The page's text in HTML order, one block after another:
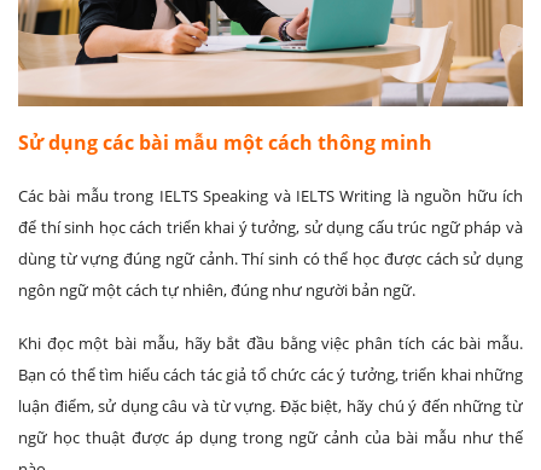
Sử dụng các bài mẫu một cách thông minh
Các bài mẫu trong IELTS Speaking và IELTS Writing là nguồn hữu ích
để thí sinh học cách triển khai ý tưởng, sử dụng cấu trúc ngữ pháp và
dùng từ vựng đúng ngữ cảnh. Thí sinh có thể học được cách sử dụng
ngôn ngữ một cách tự nhiên, đúng như người bản ngữ.
Khi đọc một bài mẫu, hãy bắt đầu bằng việc phân tích các bài mẫu.
Bạn có thể tìm hiểu cách tác giả tổ chức các ý tưởng, triển khai những
luận điểm, sử dụng câu và từ vựng. Đặc biệt, hãy chú ý đến những từ
ngữ học thuật được áp dụng trong ngữ cảnh của bài mẫu như thế